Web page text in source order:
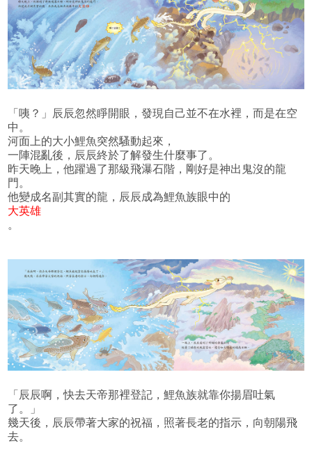
「咦？」辰辰忽然睜開眼，發現自己並不在水裡，而是在空
中。
河面上的大小鯉魚突然騷動起來，
一陣混亂後，辰辰終於了解發生什麼事了。
昨天晚上，他躍過了那級飛瀑石階，剛好是神出鬼沒的龍
門。
他變成名副其實的龍，辰辰成為鯉魚族眼中的
大英雄
。
「辰辰啊，快去天帝那裡登記，鯉魚族就靠你揚眉吐氣
了。」
幾天後，辰辰帶著大家的祝福，照著長老的指示，向朝陽飛
去。